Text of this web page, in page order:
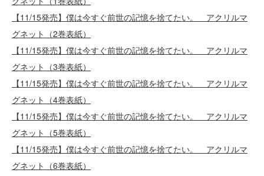
【11/15発売】僕は今すぐ前世の記憶を捨てたい。 アクリルマ
グネット（2巻表紙）
【11/15発売】僕は今すぐ前世の記憶を捨てたい。 アクリルマ
グネット（3巻表紙）
【11/15発売】僕は今すぐ前世の記憶を捨てたい。 アクリルマ
グネット（4巻表紙）
【11/15発売】僕は今すぐ前世の記憶を捨てたい。 アクリルマ
グネット（5巻表紙）
【11/15発売】僕は今すぐ前世の記憶を捨てたい。 アクリルマ
グネット（6巻表紙）